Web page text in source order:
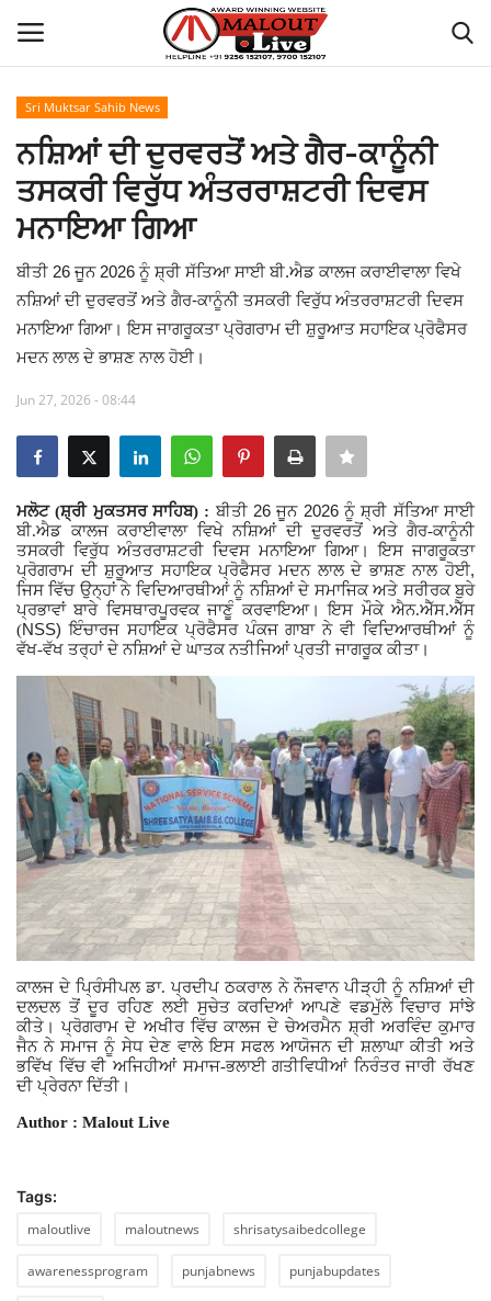
Home
How to Reach Malout
Privacy Policy
History of Malout
Giddarbaha
Railway Time Table
Lambi
Sri Muktsar Sahib News
Punjab
Life & Style
Important
Contact Us
Sri Muktsar Sahib News
ਨਸ਼ਿਆਂ ਦੀ ਦੁਰਵਰਤੋਂ ਅਤੇ ਗੈਰ-ਕਾਨੂੰਨੀ
ਤਸਕਰੀ ਵਿਰੁੱਧ ਅੰਤਰਰਾਸ਼ਟਰੀ ਦਿਵਸ
ਮਨਾਇਆ ਗਿਆ
ਬੀਤੀ 26 ਜੂਨ 2026 ਨੂੰ ਸ਼੍ਰੀ ਸੱਤਿਆ ਸਾਈ ਬੀ.ਐਡ ਕਾਲਜ ਕਰਾਈਵਾਲਾ ਵਿਖੇ
ਨਸ਼ਿਆਂ ਦੀ ਦੁਰਵਰਤੋਂ ਅਤੇ ਗੈਰ-ਕਾਨੂੰਨੀ ਤਸਕਰੀ ਵਿਰੁੱਧ ਅੰਤਰਰਾਸ਼ਟਰੀ ਦਿਵਸ
ਮਨਾਇਆ ਗਿਆ। ਇਸ ਜਾਗਰੂਕਤਾ ਪ੍ਰੋਗਰਾਮ ਦੀ ਸ਼ੁਰੂਆਤ ਸਹਾਇਕ ਪ੍ਰੋਫੈਸਰ
ਮਦਨ ਲਾਲ ਦੇ ਭਾਸ਼ਣ ਨਾਲ ਹੋਈ।
Jun 27, 2026 - 08:44
ਮਲੋਟ (ਸ਼੍ਰੀ ਮੁਕਤਸਰ ਸਾਹਿਬ) : ਬੀਤੀ 26ਜੂਨ 2026ਨੂੰ ਸ਼੍ਰੀ ਸੱਤਿਆ ਸਾਈ
ਬੀ.ਐਡ ਕਾਲਜ ਕਰਾਈਵਾਲਾ ਵਿਖੇ ਨਸ਼ਿਆਂ ਦੀ ਦੁਰਵਰਤੋਂ ਅਤੇ ਗੈਰ-ਕਾਨੂੰਨੀ
ਤਸਕਰੀ ਵਿਰੁੱਧ ਅੰਤਰਰਾਸ਼ਟਰੀ ਦਿਵਸ ਮਨਾਇਆ ਗਿਆ। ਇਸ ਜਾਗਰੂਕਤਾ
ਪ੍ਰੋਗਰਾਮ ਦੀ ਸ਼ੁਰੂਆਤ ਸਹਾਇਕ ਪ੍ਰੋਫੈਸਰ ਮਦਨ ਲਾਲ ਦੇ ਭਾਸ਼ਣ ਨਾਲ ਹੋਈ,
ਜਿਸ ਵਿੱਚ ਉਨ੍ਹਾਂ ਨੇ ਵਿਦਿਆਰਥੀਆਂ ਨੂੰ ਨਸ਼ਿਆਂ ਦੇ ਸਮਾਜਿਕ ਅਤੇ ਸਰੀਰਕ ਬੁਰੇ
ਪ੍ਰਭਾਵਾਂ ਬਾਰੇ ਵਿਸਥਾਰਪੂਰਵਕ ਜਾਣੂੰ ਕਰਵਾਇਆ। ਇਸ ਮੌਕੇ ਐਨ.ਐੱਸ.ਐੱਸ
(NSS)ਇੰਚਾਰਜ ਸਹਾਇਕ ਪ੍ਰੋਫੈਸਰ ਪੰਕਜ ਗਾਬਾ ਨੇ ਵੀ ਵਿਦਿਆਰਥੀਆਂ ਨੂੰ
ਵੱਖ-ਵੱਖ ਤਰ੍ਹਾਂ ਦੇ ਨਸ਼ਿਆਂ ਦੇ ਘਾਤਕ ਨਤੀਜਿਆਂ ਪ੍ਰਤੀ ਜਾਗਰੂਕ ਕੀਤਾ।
ਕਾਲਜ ਦੇ ਪ੍ਰਿੰਸੀਪਲ ਡਾ. ਪ੍ਰਦੀਪ ਠਕਰਾਲ ਨੇ ਨੌਜਵਾਨ ਪੀੜ੍ਹੀ ਨੂੰ ਨਸ਼ਿਆਂ ਦੀ
ਦਲਦਲ ਤੋਂ ਦੂਰ ਰਹਿਣ ਲਈ ਸੁਚੇਤ ਕਰਦਿਆਂ ਆਪਣੇ ਵਡਮੁੱਲੇ ਵਿਚਾਰ ਸਾਂਝੇ
ਕੀਤੇ। ਪ੍ਰੋਗਰਾਮ ਦੇ ਅਖੀਰ ਵਿੱਚ ਕਾਲਜ ਦੇ ਚੇਅਰਮੈਨ ਸ਼੍ਰੀ ਅਰਵਿੰਦ ਕੁਮਾਰ
ਜੈਨ ਨੇ ਸਮਾਜ ਨੂੰ ਸੇਧ ਦੇਣ ਵਾਲੇ ਇਸ ਸਫਲ ਆਯੋਜਨ ਦੀ ਸ਼ਲਾਘਾ ਕੀਤੀ ਅਤੇ
ਭਵਿੱਖ ਵਿੱਚ ਵੀ ਅਜਿਹੀਆਂ ਸਮਾਜ-ਭਲਾਈ ਗਤੀਵਿਧੀਆਂ ਨਿਰੰਤਰ ਜਾਰੀ ਰੱਖਣ
ਦੀ ਪ੍ਰੇਰਨਾ ਦਿੱਤੀ।
Author : Malout Live
Tags:
maloutlive
maloutnews shrisatysaibedcollege
awarenessprogram punjabnews punjabupdates